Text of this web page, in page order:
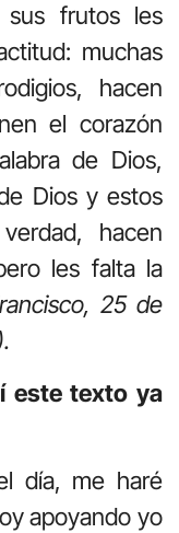
sus frutos les
muchas
hacen
el corazón
de Dios,
Dios y estos
verdad, hacen
les falta la
25 de
este texto ya
día, me haré
apoyando yo